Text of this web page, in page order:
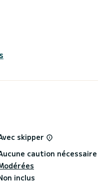
skipper
caution nécessaire
inclus